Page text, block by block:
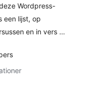
Wordpress-
een lijst, op
en in vers …